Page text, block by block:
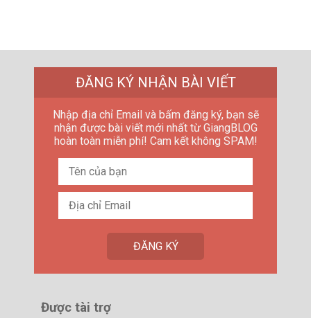
ĐĂNG KÝ NHẬN BÀI VIẾT
Nhập địa chỉ Email và bấm đăng ký, bạn sẽ
nhận được bài viết mới nhất từ GiangBLOG
hoàn toàn miễn phí! Cam kết không SPAM!
Được tài trợ